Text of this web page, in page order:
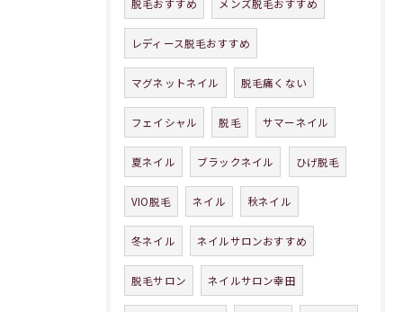
脱毛おすすめ メンズ脱毛おすすめ
レディース脱毛おすすめ
マグネットネイル 脱毛痛くない
フェイシャル 脱毛 サマーネイル
夏ネイル ブラックネイル ひげ脱毛
VIO脱毛 ネイル 秋ネイル
冬ネイル ネイルサロンおすすめ
脱毛サロン ネイルサロン幸田